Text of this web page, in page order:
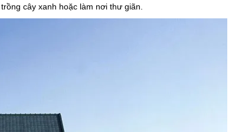
cây xanh hoặc làm nơi thư giãn.